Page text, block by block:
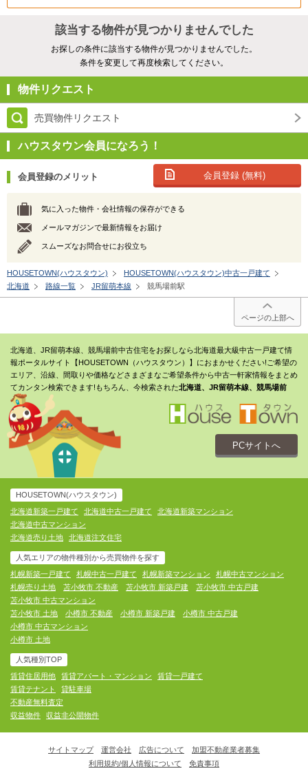
該当する物件が見つかりませんでした
お探しの条件に該当する物件が見つかりませんでした。
条件を変更して再度検索してください。
物件リクエスト
売買物件リクエスト
ハウスタウン会員になろう！
会員登録のメリット 会員登録 (無料)
気に入った物件・会社情報の保存ができる
メールマガジンで最新情報をお届け
スムーズなお問合せにお役立ち
HOUSETOWN(ハウスタウン)
HOUSETOWN(ハウスタウン)中古一戸建て
北海道
路線一覧 JR留萌本線 競馬場前駅
ページの上部へ
北海道、JR留萌本線、競馬場前中古住宅をお探しなら北海道最大級中古一戸建て情
報ポータルサイト【HOUSETOWN（ハウスタウン）】におまかせください!ご希望の
エリア、沿線、間取りや価格などさまざまなご希望条件から中古一軒家情報をまとめ
てカンタン検索できます!もちろん、今検索された北海道、JR留萌本線、競馬場前
PCサイトへ
HOUSETOWN(ハウスタウン)
北海道新築一戸建て
北海道中古一戸建て
北海道新築マンション
北海道中古マンション
北海道売り土地
北海道注文住宅
人気エリアの物件種別から売買物件を探す
札幌新築一戸建て
札幌中古一戸建て 札幌新築マンション
札幌中古マンション
札幌売り土地
苫小牧市 不動産 苫小牧市 新築戸建
苫小牧市 中古戸建
苫小牧市 中古マンション
苫小牧市 土地
小樽市 不動産 小樽市 新築戸建
小樽市 中古戸建
小樽市 中古マンション
小樽市 土地
人気種別TOP
賃貸住居用他
賃貸アパート・マンション
賃貸一戸建て
賃貸テナント
貸駐車場
不動産無料査定
収益物件
収益非公開物件
サイトマップ 運営会社 広告について
加盟不動産業者募集
利用規約/個人情報について
免責事項